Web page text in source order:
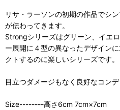
リサ・ラーソンの初期の作品でシ
が伝わってきます。
Strongシリーズはグリーン、イエ
ー展開に４型の異なったデザイン
クトするのに楽しいシリーズです。
目立つダメージもなく良好なコンデ
Size--------高さ6cm 7cm×7cm